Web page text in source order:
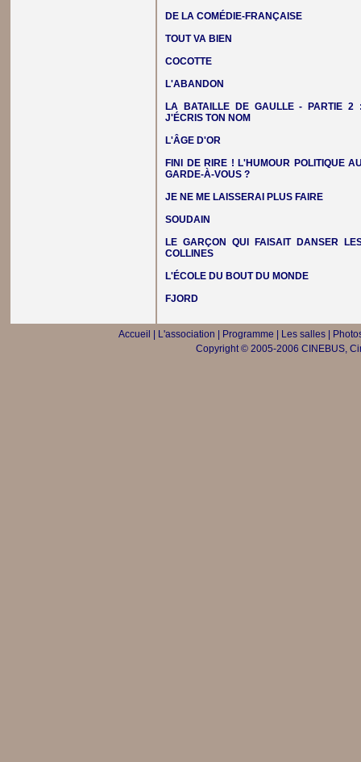
DE LA COMÉDIE-FRANÇAISE
TOUT VA BIEN
COCOTTE
L'ABANDON
LA BATAILLE DE GAULLE - PARTIE 2
J'ÉCRIS TON NOM
L'ÂGE D'OR
FINI DE RIRE ! L'HUMOUR POLITIQUE
GARDE-À-VOUS ?
JE NE ME LAISSERAI PLUS FAIRE
SOUDAIN
LE GARÇON QUI FAISAIT DANSER
COLLINES
L'ÉCOLE DU BOUT DU MONDE
FJORD
Accueil L'association Programme Les salles|
Copyright © 2005-2006 CINEBUS,